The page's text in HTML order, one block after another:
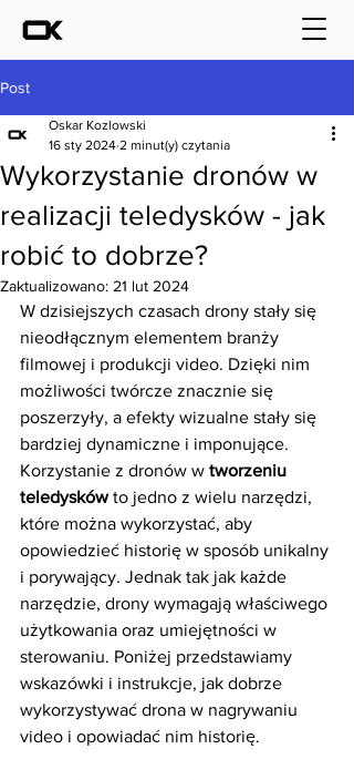
Post
Wykorzystanie dronów w
realizacji teledysków - jak
robić to dobrze?
Oskar Kozlowski
16 sty 2024 2 minut(y) czytania
Zaktualizowano: 21 lut 2024
W dzisiejszych czasach drony stały się
nieodłącznym elementem branży
filmowej i produkcji video. Dzięki nim
możliwości twórcze znacznie się
poszerzyły, a efekty wizualne stały się
bardziej dynamiczne i imponujące.
Korzystanie z dronów w tworzeniu
teledysków to jedno z wielu narzędzi,
które można wykorzystać, aby
opowiedzieć historię w sposób unikalny
i porywający. Jednak tak jak każde
narzędzie, drony wymagają właściwego
użytkowania oraz umiejętności w
sterowaniu. Poniżej przedstawiamy
wskazówki i instrukcje, jak dobrze
wykorzystywać drona w nagrywaniu
video i opowiadać nim historię.